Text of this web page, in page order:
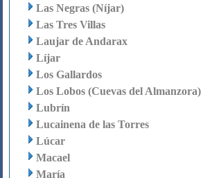
Las Negras (Níjar)
Las Tres Villas
Laujar de Andarax
Líjar
Los Gallardos
Los Lobos (Cuevas del Almanzora)
Lubrín
Lucainena de las Torres
Lúcar
Macael
María